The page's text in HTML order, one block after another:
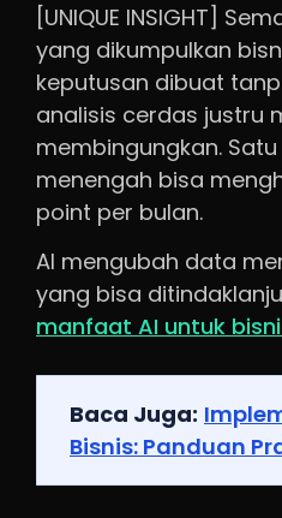
[UNIQUE INSIGHT]
yang dikumpulkan
keputusan dibuat
analisis cerdas justru
membingungkan.
menengah bisa
point per bulan.
AI mengubah data
yang bisa
manfaat AI untuk
Baca Juga:
Bisnis: Panduan